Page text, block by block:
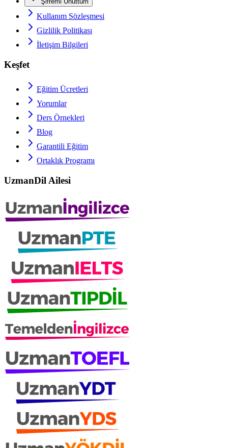
Kullanım Sözleşmesi
Gizlilik Politikası
İletişim Bilgileri
Keşfet
Eğitim Ücretleri
Yorumlar
Ders Örnekleri
Blog
Garantili Eğitim
Ortaklık Programı
UzmanDil Ailesi